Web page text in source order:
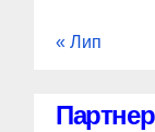
« Лип